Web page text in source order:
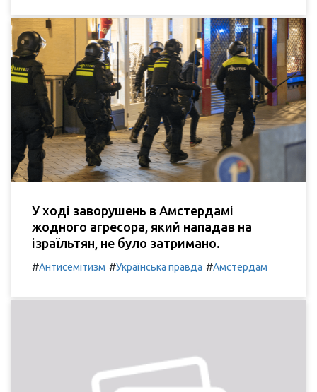
У ході заворушень в Амстердамі
жодного агресора, який нападав на
ізраїльтян, не було затримано.
#Антисемітизм #Українська правда #Амстердам